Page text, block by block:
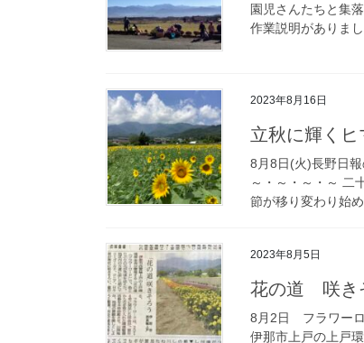
園児さんたちと集
作業説明がありま
2023年8月16日
立秋に輝く
8月8日(火)長野日
～・～・～・～ 二
節が移り変わり始
2023年8月5日
花の道 咲き
8月2日 フラワーロ
伊那市上戸の上戸